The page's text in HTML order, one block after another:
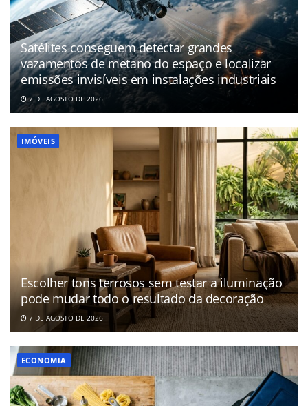
Satélites conseguem detectar grandes
vazamentos de metano do espaço e localizar
emissões invisíveis em instalações industriais
7 DE AGOSTO DE 2026
IMÓVEIS
Escolher tons terrosos sem testar a iluminação
pode mudar todo o resultado da decoração
7 DE AGOSTO DE 2026
ECONOMIA